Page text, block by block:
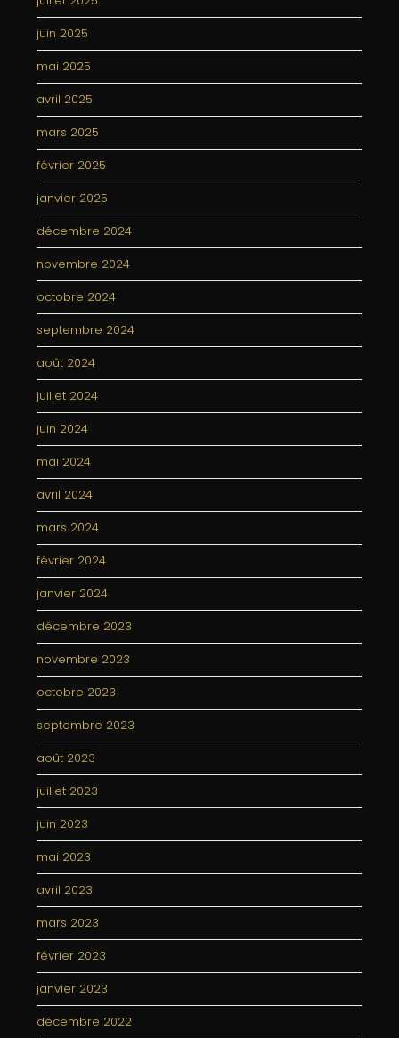
juin 2025
mai 2025
avril 2025
mars 2025
février 2025
janvier 2025
décembre 2024
novembre 2024
octobre 2024
septembre 2024
août 2024
juillet 2024
juin 2024
mai 2024
avril 2024
mars 2024
février 2024
janvier 2024
décembre 2023
novembre 2023
octobre 2023
septembre 2023
août 2023
juillet 2023
juin 2023
mai 2023
avril 2023
mars 2023
février 2023
janvier 2023
décembre 2022